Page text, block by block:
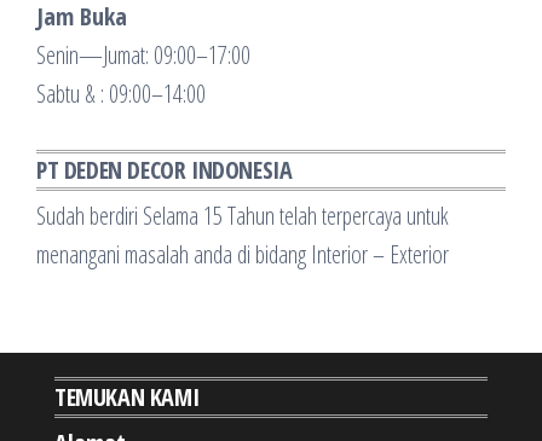
Jam Buka
Senin—Jumat: 09:00–17:00
Sabtu & : 09:00–14:00
PT DEDEN DECOR INDONESIA
Sudah berdiri Selama 15 Tahun telah terpercaya untuk
menangani masalah anda di bidang Interior – Exterior
TEMUKAN KAMI